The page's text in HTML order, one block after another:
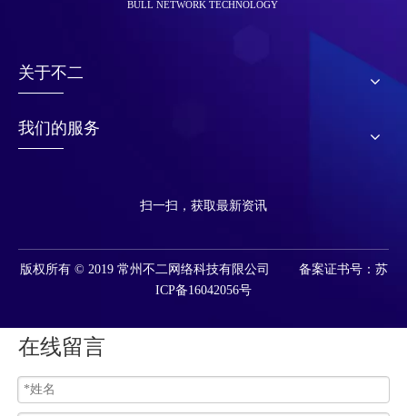
BULL NETWORK TECHNOLOGY
关于不二
我们的服务
扫一扫，获取最新资讯
版权所有 © 2019 常州不二网络科技有限公司 备案证书号：苏
ICP备16042056号